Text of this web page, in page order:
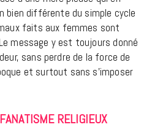
bien différente du simple cycle
faits aux femmes sont
message y est toujours donné
sans perdre de la force de
et surtout sans s’imposer
RELIGIEUX